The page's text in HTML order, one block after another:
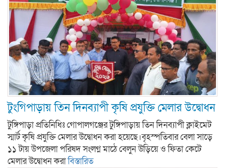
টুংগিপাড়ায় তিন দিনব্যাপী কৃষি প্রযুক্তি মেলার উদ্বোধন
টুঙ্গিপাড়া প্রতিনিধিঃ গোপালগঞ্জের টুঙ্গিপাড়ায় তিন দিনব্যাপী ক্লাইমেট
স্মার্ট কৃষি প্রযুক্তি মেলার উদ্বোধন করা হয়েছে।বৃহস্পতিবার বেলা সাড়ে
১১ টায় উপজেলা পরিষদ সংলগ্ন মাঠে বেলুন উড়িয়ে ও ফিতা কেটে
মেলার উদ্বোধন করাবিস্তারিত